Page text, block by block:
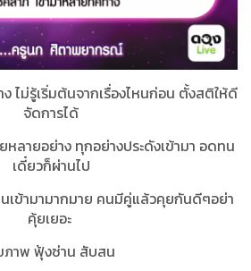
ง ไม่รู้เริ่มต้นจากเรื่องไหนก่อน ตั้งสติให้ดี
จัดการได้
หลายอย่าง ทุกอย่างประดังเข้ามา อดทน
เดี๋ยวก็ผ่านไป
เข้ามามากมาย คนมีคู่แล้วคุยกันดีๆอย่า
คุ้ยเยอะ
ภาพ ฟุ้งซ่าน สับสน